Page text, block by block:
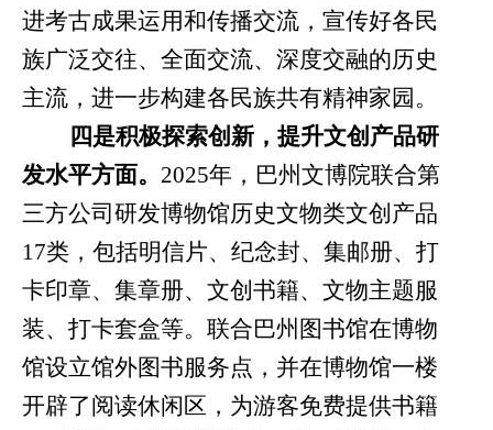
进考古成果运用和传播交流，宣传好各民
族广泛交往、全面交流、深度交融的历史
主流，进一步构建各民族共有精神家园。
四是积极探索创新，提升文创产品研
发水平方面。 2025年，巴州文博院联合第
三方公司研发博物馆历史文物类文创产品
17类，包括明信片、纪念封、集邮册、打
卡印章、集章册、文创书籍、文物主题服
装、打卡套盒等。联合巴州图书馆在博物
馆设立馆外图书服务点，并在博物馆一楼
开辟了阅读休闲区，为游客免费提供书籍